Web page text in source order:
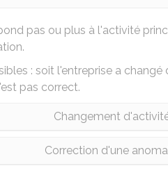
pas ou plus à l'activité
: soit l'entreprise a
pas correct.
Changement
Correction d'une